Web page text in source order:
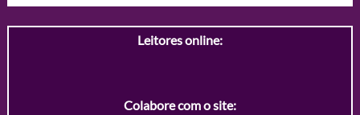
Leitores online:
Colabore com o site: